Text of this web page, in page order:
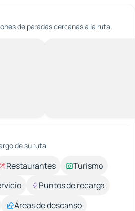
de paradas cercanas a la ruta.
de su ruta.
Restaurantes
Turismo
Puntos de recarga
Áreas de descanso